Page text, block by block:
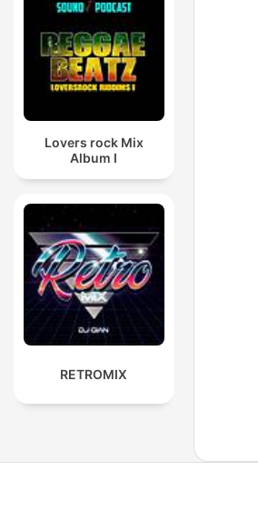
Lovers rock Mix
Album I
RETROMIX